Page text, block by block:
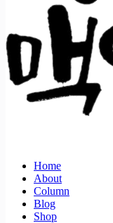
Home
About
Column
Blog
Shop